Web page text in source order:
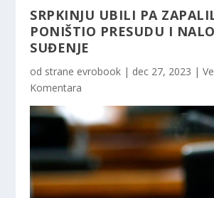
SRPKINJU UBILI PA
PONIŠTIO PRESUDU I
SUĐENJE
od strane evrobook | dec 27, 2023 |
Komentara